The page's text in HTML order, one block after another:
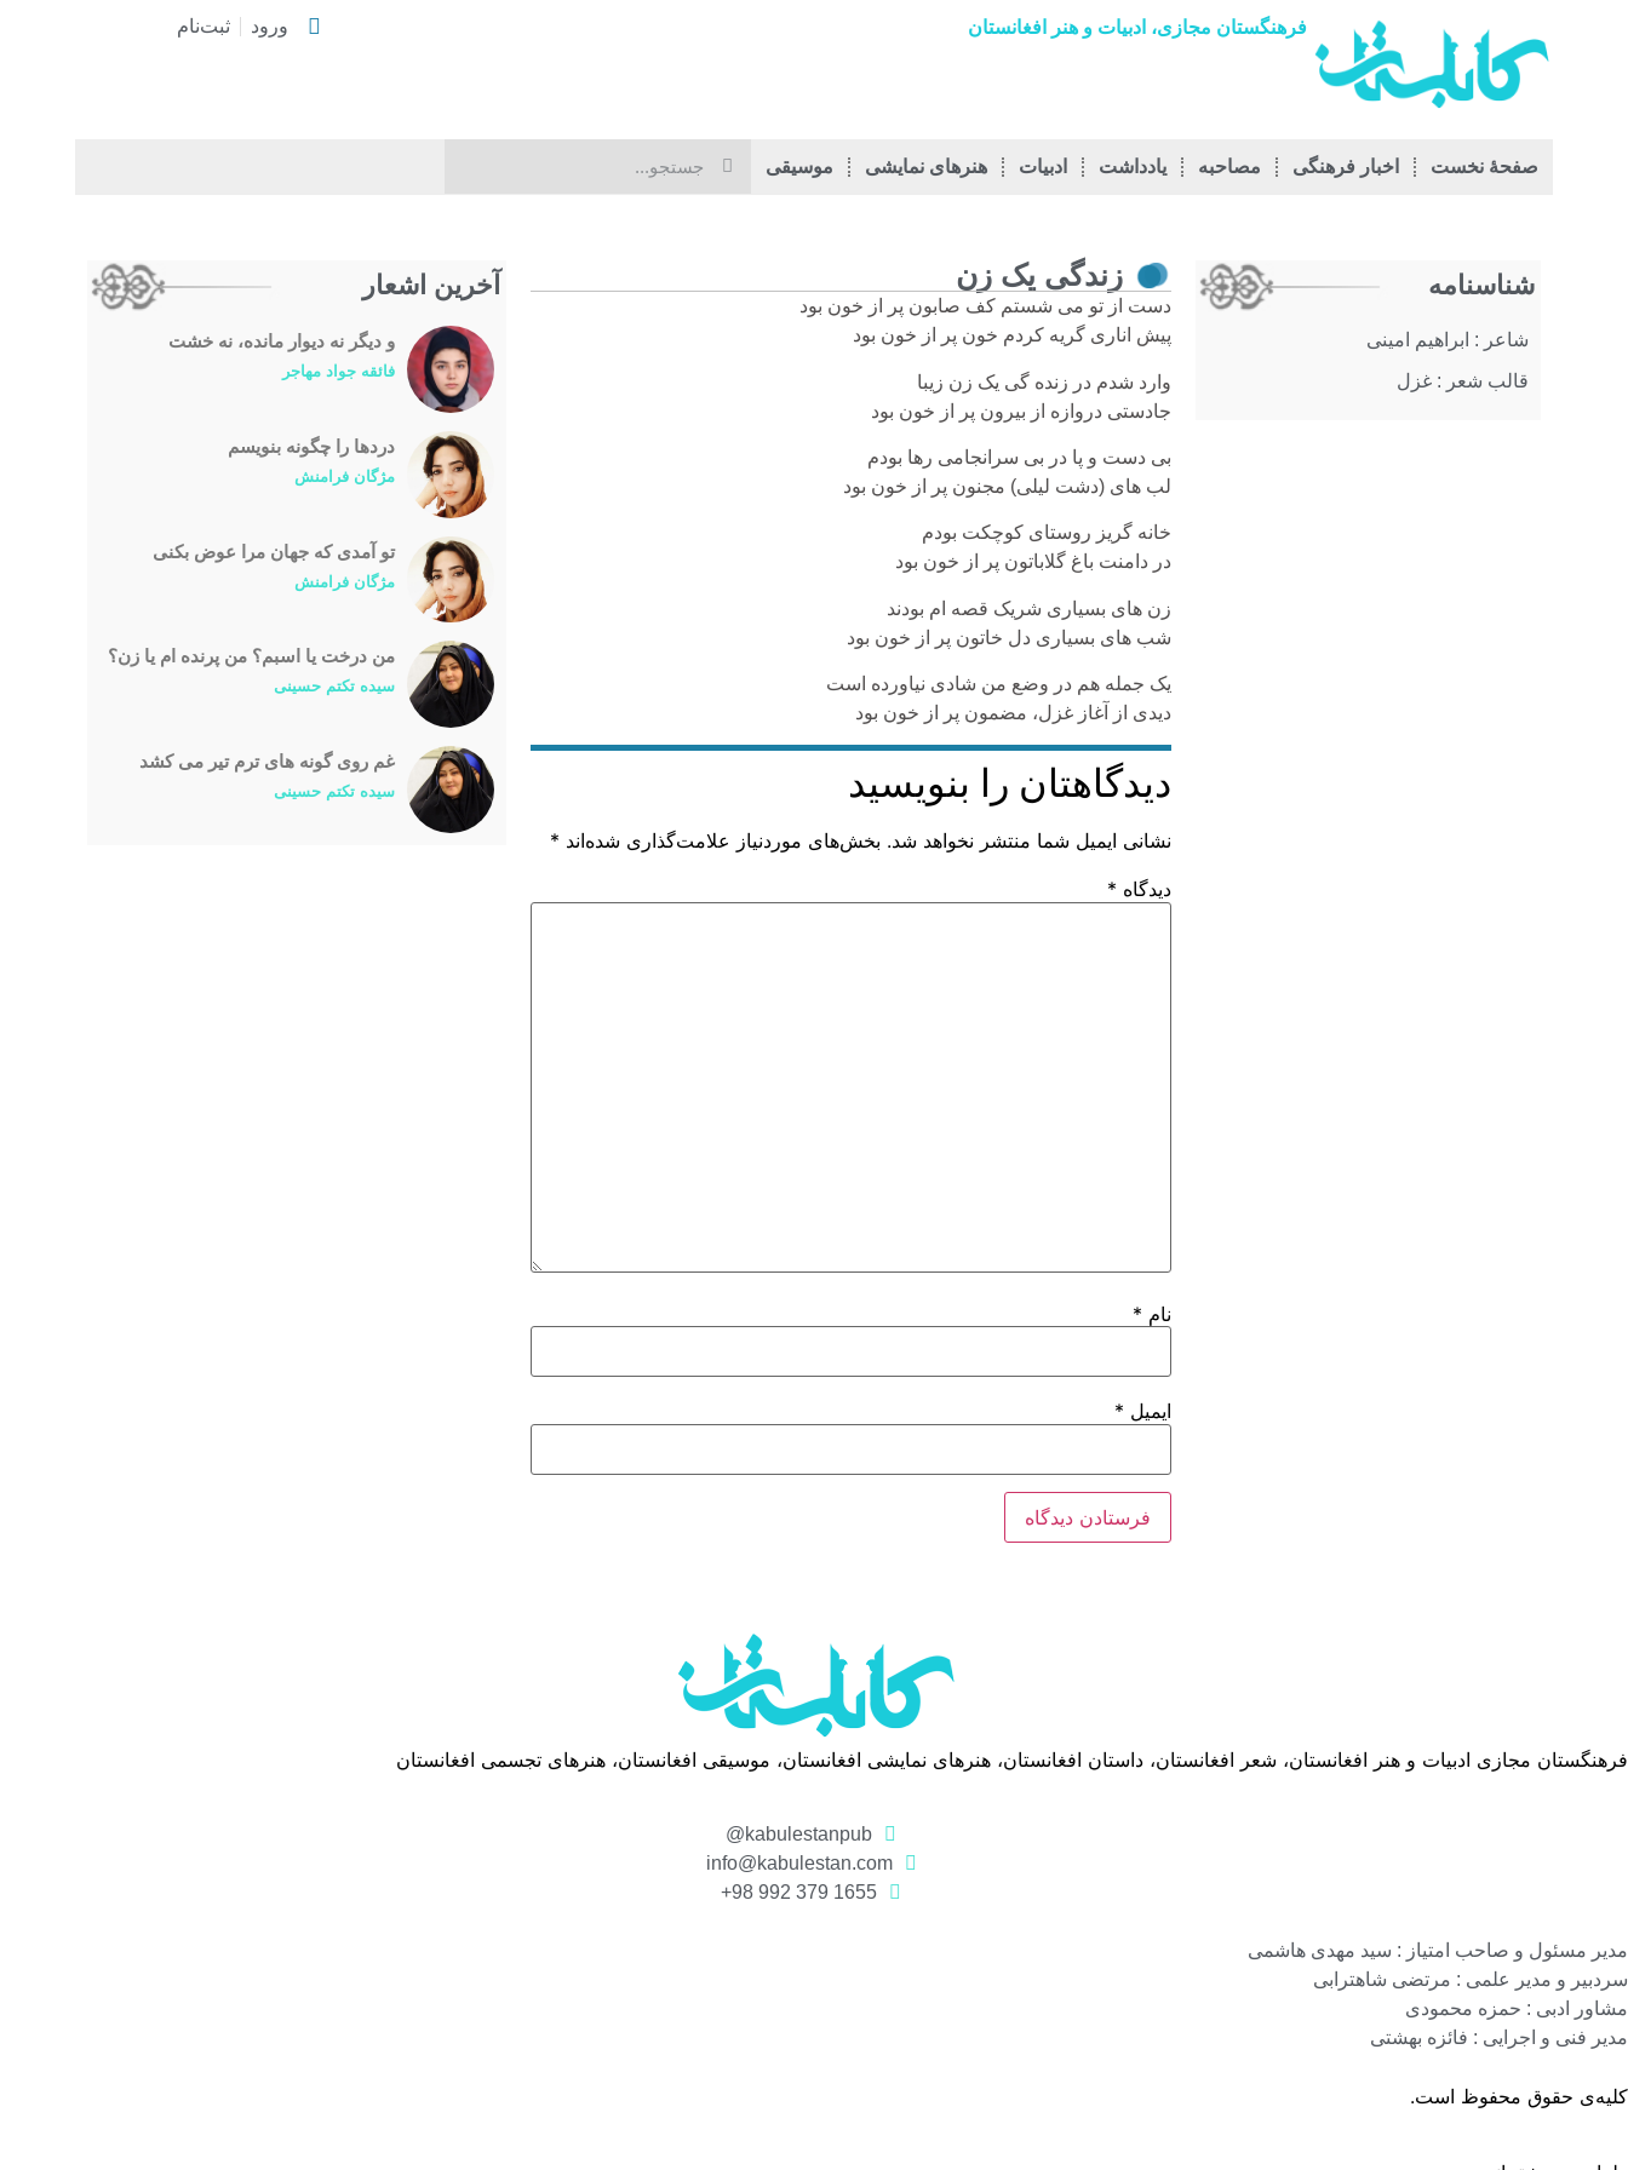
فرهنگستان مجازی، ادبیات و هنر افغانستان ورود ثبت‌نام
صفحۀ نخست اخبار فرهنگی مصاحبه يادداشت ادبیات هنرهای نمایشی موسیقی
آخرین اشعار
و دیگر نه دیوار مانده، نه خشت
فائقه جواد مهاجر
درد‌ها را چگونه بنویسم
مژگان فرامنش
تو آمدی که جهان مرا عوض بکنی
مژگان فرامنش
من درخت یا اسبم؟ من پرنده ام یا زن؟
سیده تکتم حسینی
غم روی گونه های ترم تیر می کشد
سیده تکتم حسینی
زندگی یک زن
دست از تو می شستم کف صابون پر از خون بود
پیش اناری گریه کردم خون پر از خون بود
وارد شدم در زنده گی یک زن زیبا
جادستی دروازه از بیرون پر از خون بود
بی دست و پا در بی سرانجامی رها بودم
لب های (دشت لیلی) مجنون پر از خون بود
خانه گریز روستای کوچکت بودم
در دامنت باغ گلاباتون پر از خون بود
زن های بسیاری شریک قصه ام بودند
شب های بسیاری دل خاتون پر از خون بود
یک جمله هم در وضع من شادی نیاورده است
دیدی از آغاز غزل، مضمون پر از خون بود
دیدگاهتان را بنویسید
نشانی ایمیل شما منتشر نخواهد شد. بخش‌های موردنیاز علامت‌گذاری شده‌اند *
دیدگاه *
نام *
ایمیل *
شناسنامه
شاعر : ابراهیم امینی
قالب شعر : غزل
فرهنگستان مجازی ادبیات و هنر افغانستان، شعر افغانستان، داستان افغانستان، هنرهای نمایشی افغانستان، موسیقی افغانستان، هنرهای تجسمی افغانستان
kabulestanpub@
info@kabulestan.com
1655 379 992 98+
مدیر مسئول و صاحب امتیاز : سید مهدی هاشمی
سردبیر و مدیر علمی : مرتضی شاهترابی
مشاور ادبی : حمزه محمودی
مدیر فنی و اجرایی : فائزه بهشتی
کلیه‌ی حقوق محفوظ است.